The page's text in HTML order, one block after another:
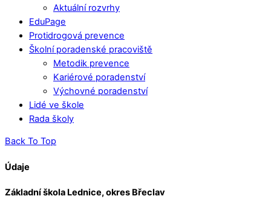
Aktuální rozvrhy
EduPage
Protidrogová prevence
Školní poradenské pracoviště
Metodik prevence
Kariérové poradenství
Výchovné poradenství
Lidé ve škole
Rada školy
Back To Top
Údaje
Základní škola Lednice, okres Břeclav